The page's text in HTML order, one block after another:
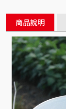
商品說明